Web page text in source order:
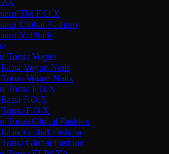
ТМ F.O.X
Global Fashion
Yo!Nails
Топы Vogue
Базы Vogue Nails
Топы Vogue Nails
Топы F.O.X
Базы F.O.X
Топы F.O.X
Топы Global Fashion
Базы Global Fashion
Топы Global Fashion